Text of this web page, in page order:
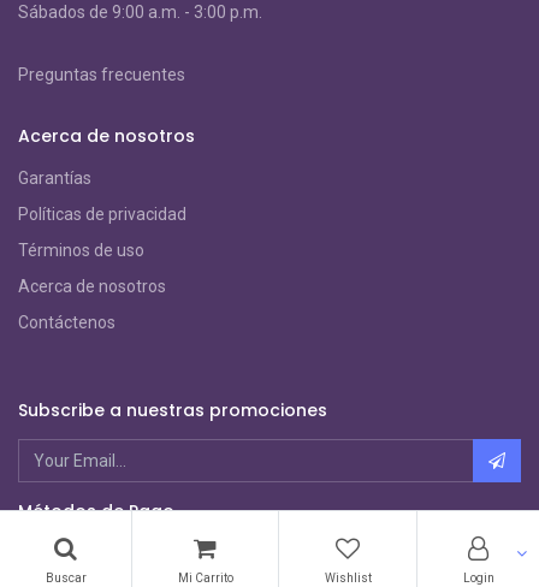
Buscar Mi Carrito Wishlist Login
Sábados de 9:00 a.m. - 3:00 p.m.
Preguntas frecuentes
Acerca de nosotros
Garantías
Políticas de privacidad
Términos de uso
Acerca de nosotros
Contáctenos
Subscribe a nuestras promociones
Métodos de Pago